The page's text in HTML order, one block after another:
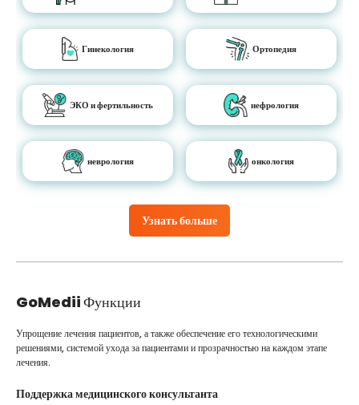
Узнать больше
Гинекология Ортопедия
ЭКО и фертильность нефрология
неврология онкология
GoMediiФункции
Упрощение лечения пациентов, а также обеспечение его технологическими
решениями, системой ухода за пациентами и прозрачностью на каждом этапе
лечения.
Поддержка медицинского консультанта